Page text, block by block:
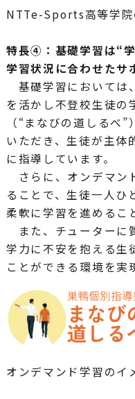
NTTe-Sports高等学院
特長④：基礎学習は“
学習状況に合わせたサ
基礎学習においては
を活かし不登校生徒の
（“まなびの道しるべ
いただき、生徒が主体
に指導しています。
さらに、オンデマン
ることで、生徒一人ひ
柔軟に学習を進めるこ
また、チューターに
学力に不安を抱える生
ことができる環境を実
オンデマンド学習のイ